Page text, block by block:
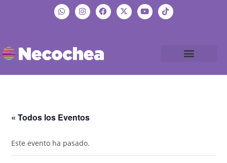
« Todos los Eventos
Este evento ha pasado.